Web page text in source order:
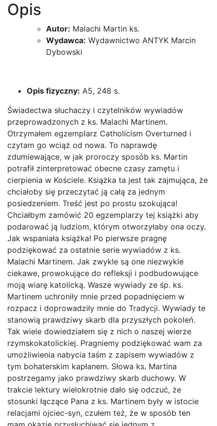
Wywiad
opętaniu
działaniu
Szatana
we
współczesnym
świecie.
Opis
Autor: Malachi Martin ks.
Wydawca: Wydawnictwo ANTYK Marcin
Dybowski
Opis fizyczny: A5, 248 s.
Świadectwa słuchaczy i czytelników wywiadów
przeprowadzonych z ks. Malachi Martinem.
Otrzymałem egzemplarz Catholicism Overturned i
czytam go wciąż od nowa. To naprawdę
zdumiewające, w jak proroczy sposób ks. Martin
potrafił zinterpretować obecne czasy zamętu i
cierpienia w Kościele. Książka ta jest tak zajmująca, że
chciałoby się przeczytać ją całą za jednym
posiedzeniem. Treść jest po prostu szokująca!
Chciałbym zamówić 20 egzemplarzy tej książki aby
podarować ją ludziom, którym otworzyłaby ona oczy.
Jak wspaniała książka! Po pierwsze pragnę
podziękować za ostatnie serie wywiadów z ks.
Malachi Martinem. Jak zwykle są one niezwykle
ciekawe, prowokujące do refleksji i podbudowujące
moją wiarę katolicką. Wasze wywiady ze śp. ks.
Martinem uchroniły mnie przed popadnięciem w
rozpacz i doprowadziły mnie do Tradycji. Wywiady te
stanowią prawdziwy skarb dla przyszłych pokoleń.
Tak wiele dowiedziałem się z nich o naszej wierze
rzymskokatolickiej. Pragniemy podziękować wam za
umożliwienia nabycia taśm z zapisem wywiadów z
tym bohaterskim kapłanem. Słowa ks. Martina
postrzegamy jako prawdziwy skarb duchowy. W
trakcie lektury wielokrotnie dało się odczuć, że
stosunki łączące Pana z ks. Martinem były w istocie
relacjami ojciec-syn, czułem też, że w sposób ten